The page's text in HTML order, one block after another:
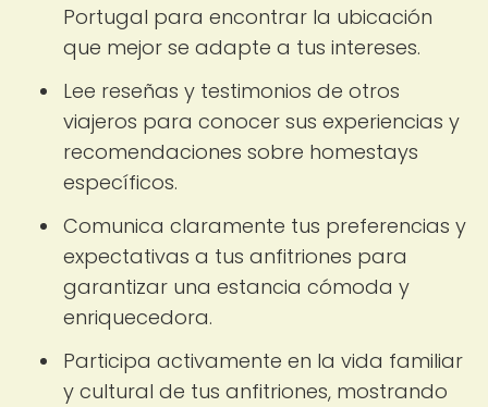
Portugal para encontrar la ubicación
que mejor se adapte a tus intereses.
Lee reseñas y testimonios de otros
viajeros para conocer sus experiencias y
recomendaciones sobre homestays
específicos.
Comunica claramente tus preferencias y
expectativas a tus anfitriones para
garantizar una estancia cómoda y
enriquecedora.
Participa activamente en la vida familiar
y cultural de tus anfitriones, mostrando